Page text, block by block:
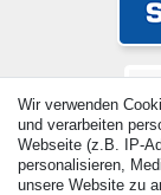
Wir verwenden
und verarbeiten
Webseite (z.B. IP-
personalisieren,
unsere Website zu